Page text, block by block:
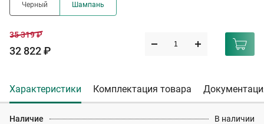
Черный Шампань
35 319 ₽
32 822 ₽
Характеристики Комплектация товара
Наличие В наличии